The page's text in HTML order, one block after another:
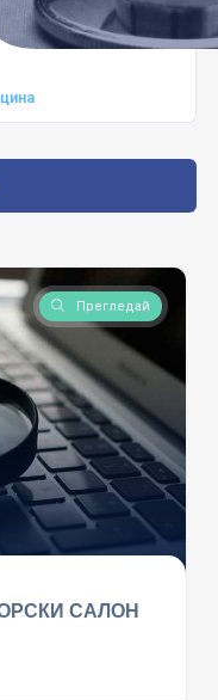
Прегледай
САЛОН